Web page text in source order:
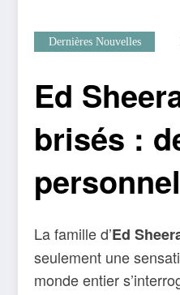
Dernières Nouvelles
Ed
brisés :
La famille d’Ed
seulement une
monde entier